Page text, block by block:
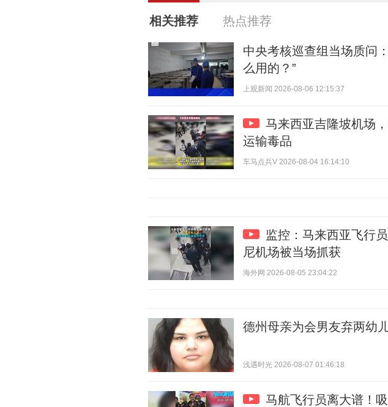
相关推荐 热点推荐
中央考核巡查组当场质问
么用的？”
上观新闻 2026-08-06 12:15:37
马来西亚吉隆坡机场
运输毒品
车马点兵V 2026-08-04 16:14:10
监控：马来西亚飞行
尼机场被当场抓获
海外网 2026-08-05 23:04:22
德州母亲为会男友弃两幼
浅遇时光 2026-08-07 01:46:18
马航飞行员离大谱！